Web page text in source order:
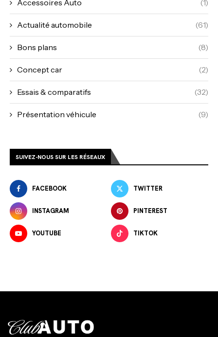
Accessoires Auto (1)
Actualité automobile (61)
Bons plans (8)
Concept car (2)
Essais & comparatifs (32)
Présentation véhicule (9)
SUIVEZ-NOUS SUR LES RÉSEAUX
FACEBOOK TWITTER
INSTAGRAM PINTEREST
YOUTUBE TIKTOK